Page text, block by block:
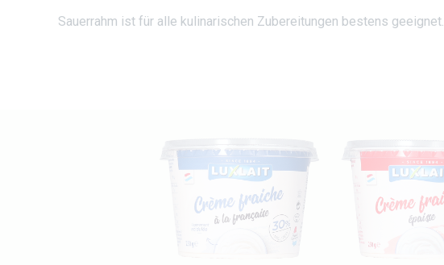
Sauerrahm ist für alle kulinarischen Zubereitungen bestens geeignet.